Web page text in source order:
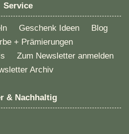
Service
Geschenk Ideen
Blog
+ Prämierungen
Zum Newsletter anmelden
Archiv
& Nachhaltig